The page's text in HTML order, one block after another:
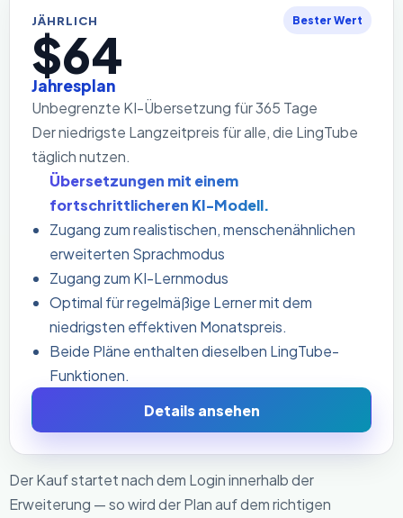
JÄHRLICH Bester Wert
$64
Jahresplan
Unbegrenzte KI-Übersetzung für 365 Tage
Der niedrigste Langzeitpreis für alle, die LingTube
täglich nutzen.
Übersetzungen mit einem
fortschrittlicheren KI-Modell.
Zugang zum realistischen, menschenähnlichen
erweiterten Sprachmodus
Zugang zum KI-Lernmodus
Optimal für regelmäßige Lerner mit dem
niedrigsten effektiven Monatspreis.
Beide Pläne enthalten dieselben LingTube-
Funktionen.
Details ansehen
Der Kauf startet nach dem Login innerhalb der
Erweiterung — so wird der Plan auf dem richtigen